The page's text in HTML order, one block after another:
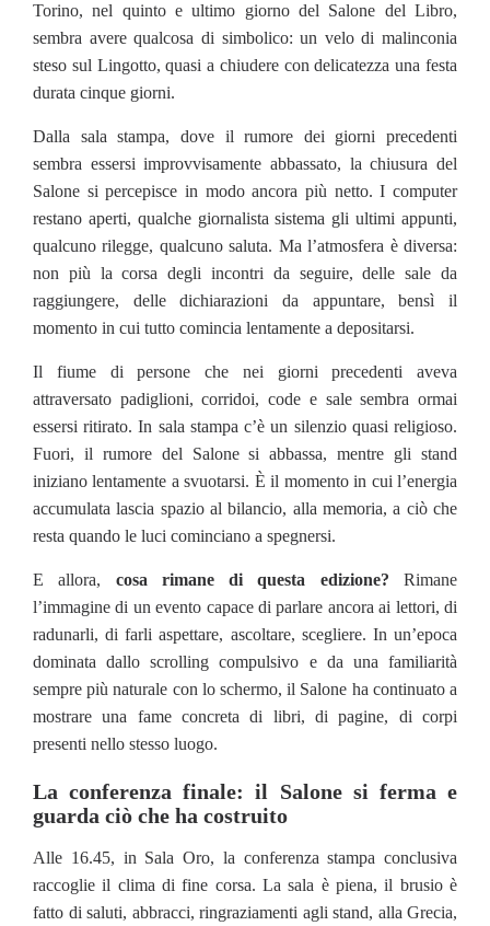
Torino, nel quinto e ultimo giorno del Salone del Libro,
sembra avere qualcosa di simbolico: un velo di malinconia
steso sul Lingotto, quasi a chiudere con delicatezza una festa
durata cinque giorni.
Dalla sala stampa, dove il rumore dei giorni precedenti
sembra essersi improvvisamente abbassato, la chiusura del
Salone si percepisce in modo ancora più netto. I computer
restano aperti, qualche giornalista sistema gli ultimi appunti,
qualcuno rilegge, qualcuno saluta. Ma l’atmosfera è diversa:
non più la corsa degli incontri da seguire, delle sale da
raggiungere, delle dichiarazioni da appuntare, bensì il
momento in cui tutto comincia lentamente a depositarsi.
Il fiume di persone che nei giorni precedenti aveva
attraversato padiglioni, corridoi, code e sale sembra ormai
essersi ritirato. In sala stampa c’è un silenzio quasi religioso.
Fuori, il rumore del Salone si abbassa, mentre gli stand
iniziano lentamente a svuotarsi. È il momento in cui l’energia
accumulata lascia spazio al bilancio, alla memoria, a ciò che
resta quando le luci cominciano a spegnersi.
E allora, cosa rimane di questa edizione? Rimane
l’immagine di un evento capace di parlare ancora ai lettori, di
radunarli, di farli aspettare, ascoltare, scegliere. In un’epoca
dominata dallo scrolling compulsivo e da una familiarità
sempre più naturale con lo schermo, il Salone ha continuato a
mostrare una fame concreta di libri, di pagine, di corpi
presenti nello stesso luogo.
La conferenza finale: il Salone si ferma e
guarda ciò che ha costruito
Alle 16.45, in Sala Oro, la conferenza stampa conclusiva
raccoglie il clima di fine corsa. La sala è piena, il brusio è
fatto di saluti, abbracci, ringraziamenti agli stand, alla Grecia,